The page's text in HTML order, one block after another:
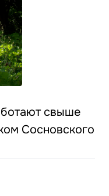
свыше
Сосновского